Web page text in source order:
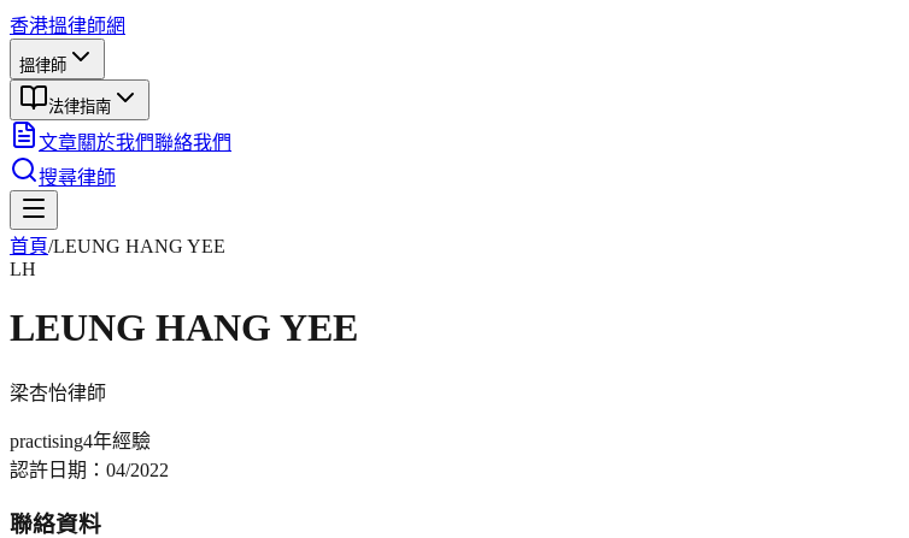
香港搵律師網
搵律師
法律指南
文章關於我們聯絡我們
搜尋律師
首頁/LEUNG HANG YEE
LH
LEUNG HANG YEE
梁杏怡律師
practising4年經驗
認許日期： 04/2022
聯絡資料